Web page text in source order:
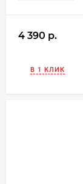
4 390 p.
В 1 КЛИК